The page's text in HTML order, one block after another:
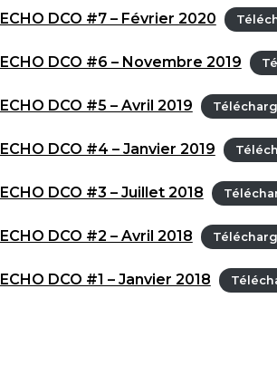
ECHO DCO #7 – Février 2020
ECHO DCO #6 – Novembre 2019
ECHO DCO #5 – Avril 2019
ECHO DCO #4 – Janvier 2019
ECHO DCO #3 – Juillet 2018
ECHO DCO #2 – Avril 2018
ECHO DCO #1 – Janvier 2018